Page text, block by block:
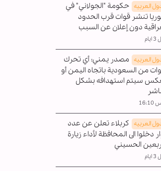
العربیه حكومة "الجولاني" في
تنشر قوات قرب الحدود
دون إعلان عن السبب
العربیه مصدر يمني: أي تحرك
من السعودية باتجاه اليمن أو
سيتم استهدافه بشكل
العربیه كربلاء تعلن عن عدد
دخلوا الى المحافظة لأداء زيارة
الحسيني